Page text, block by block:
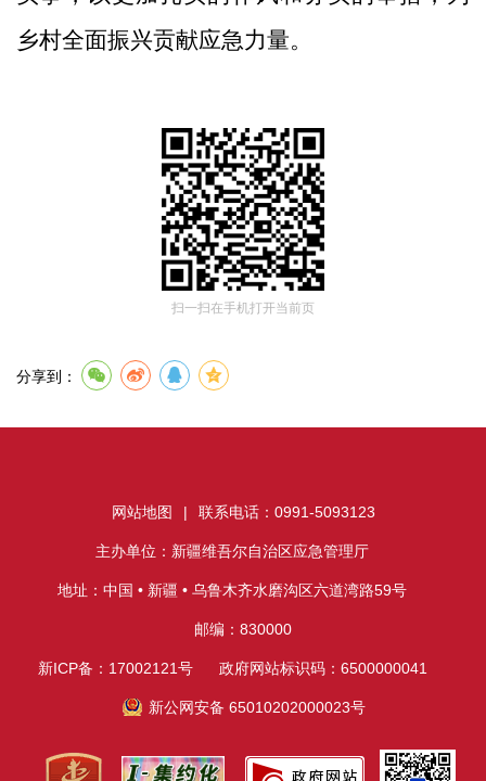
乡村全面振兴贡献应急力量。
扫一扫在手机打开当前页
分享到：
网站地图 | 联系电话：0991-5093123
主办单位：新疆维吾尔自治区应急管理厅
地址：中国 • 新疆 • 乌鲁木齐水磨沟区六道湾路59号
邮编：830000
新ICP备：17002121号 政府网站标识码：6500000041
新公网安备 65010202000023号